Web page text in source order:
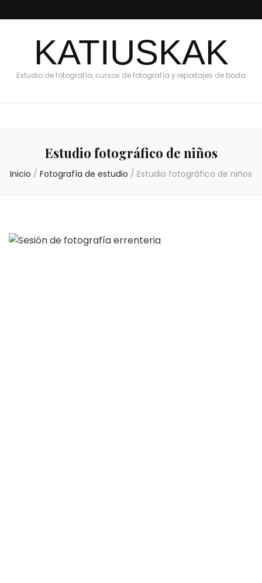
KATIUSKAK
Estudio de fotografía, cursos de fotografía y reportajes de boda
Estudio fotográfico de niños
Inicio / Fotografía de estudio / Estudio fotográfico de niños